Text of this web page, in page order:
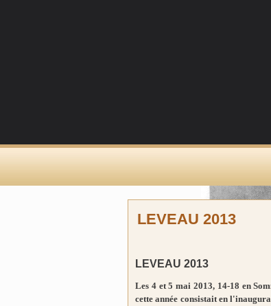
LEVEAU 2013
LEVEAU 2013
Les 4 et 5 mai 2013, 14-18 en
cette année consistait en